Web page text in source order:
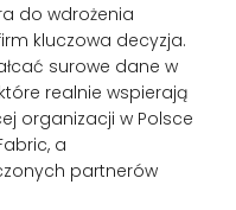
do wdrożenia
kluczowa decyzja.
surowe dane w
realnie wspierają
organizacji w Polsce
a
partnerów